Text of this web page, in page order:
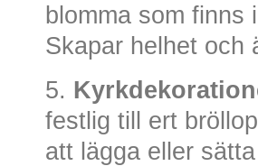
blomma som finns
Skapar helhet och
5.
festlig till ert
att lägga eller